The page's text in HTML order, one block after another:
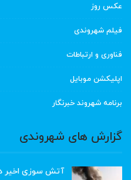
عکس روز
فیلم شهروندی
فناوری و ارتباطات
اپلیکشن موبایل
برنامه شهروند خبرنگار
گزارش های شهروندی
آتش سوزی اخیر